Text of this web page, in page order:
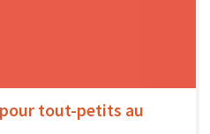
tout-petits au